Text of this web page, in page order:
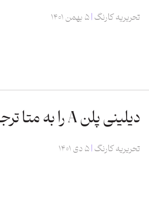
تحریریه کارنگ ۵ بهمن ۱۴۰۱
دیلینی پلن A را به متا ترجیح داد
تحریریه کارنگ ۵ دی ۱۴۰۱